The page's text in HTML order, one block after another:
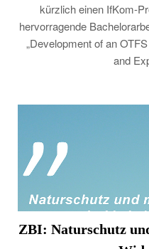
kürzlich einen IfKom-
hervorragende
„Development of an
and
ZBI: Naturschutz